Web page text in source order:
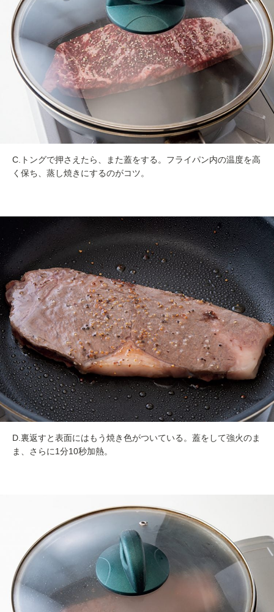
C.トングで押さえたら、また蓋をする。フライパン内の温度を高
く保ち、蒸し焼きにするのがコツ。
D.裏返すと表面にはもう焼き色がついている。蓋をして強火のま
ま、さらに1分10秒加熱。